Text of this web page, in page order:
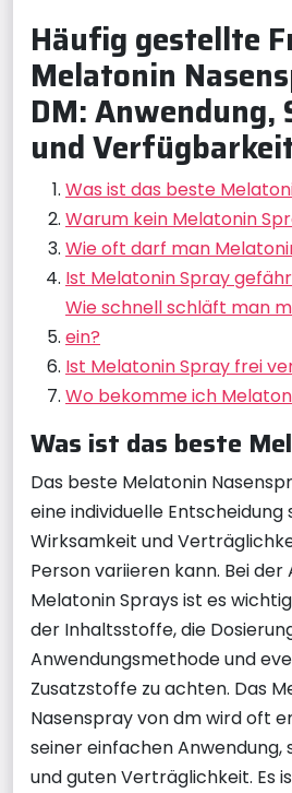
Häufig gestellte
Melatonin
DM: Anwendung,
und
Was ist das beste
Warum kein Melatonin
Wie oft darf man
Ist Melatonin Spray
Wie schnell schläft man
ein?
Ist Melatonin Spray frei
Wo bekomme ich
Was ist das beste
Das beste Melatonin
eine individuelle Entscheidung
Wirksamkeit und
Person variieren kann. Bei der
Melatonin Sprays ist es
der Inhaltsstoffe, die
Anwendungsmethode und
Zusatzstoffe zu achten. Das
Nasenspray von dm wird oft
seiner einfachen Anwendung,
und guten Verträglichkeit. Es